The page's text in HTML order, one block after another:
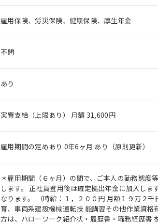
雇用保険、労災保険、健康保険、厚生年金
不問
あり
実費支給（上限あり） 月額 31,600円
雇用期間の定めあり 0年6ヶ月 あり（原則更新）
＊雇用期間（６ヶ月）の間で、ご本人の勤務態度
します。 正社員登用後は確定拠出年金に加入し
なります。 （時給：１，２００円 月額１９万２
育、車両系建設機械運転技 能講習その他作業資
方は、ハローワーク紹介状・履歴書・職務経歴書